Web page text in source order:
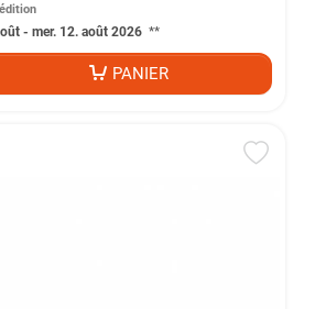
- mer. 12. août 2026 **
PANIER